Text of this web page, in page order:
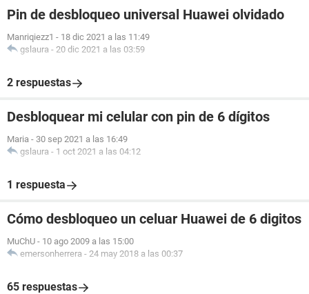
Pin de desbloqueo universal Huawei olvidado
Manriqiezz1 - 18 dic 2021 a las 11:49
gslaura - 20 dic 2021 a las 03:59
2 respuestas
Desbloquear mi celular con pin de 6 dígitos
Maria - 30 sep 2021 a las 16:49
gslaura - 1 oct 2021 a las 04:12
1 respuesta
Cómo desbloqueo un celuar Huawei de 6 digitos
MuChU - 10 ago 2009 a las 15:00
emersonherrera - 24 may 2018 a las 00:37
65 respuestas